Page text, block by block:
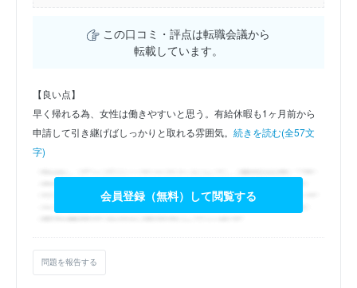
この口コミ・評点は転職会議から
転載しています。
【良い点】
早く帰れる為、女性は働きやすいと思う。有給休暇も1ヶ月前から
申請して引き継げばしっかりと取れる雰囲気。 続きを読む(全57文
字)
会員登録（無料）して閲覧する
問題を報告する